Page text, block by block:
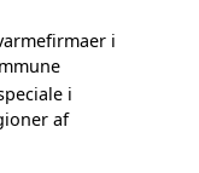
i
i
af